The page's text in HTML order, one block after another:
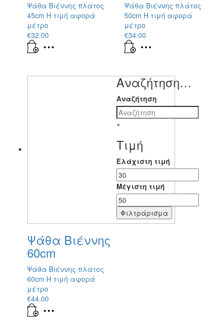
Ψάθα Βιέννης πλάτος
45cm Η τιμή αφορά
μέτρο
€32.00
Ψάθα Βιέννης πλάτος
50cm Η τιμή αφορά
μέτρο
€34.00
Ψάθα Βιέννης
60cm
Ψάθα Βιέννης πλάτος
60cm Η τιμή αφορά
μέτρο
€44.00
Αναζήτηση…
Αναζήτηση
×
Τιμή
Ελάχιστη τιμή
Μέγιστη τιμή
Φιλτράρισμα